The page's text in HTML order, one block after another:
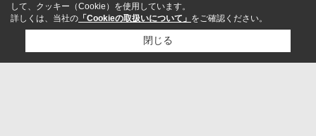
して、クッキー（Cookie）を使用しています。
詳しくは、当社の 「Cookieの取扱いについて」 をご確認ください。
閉じる